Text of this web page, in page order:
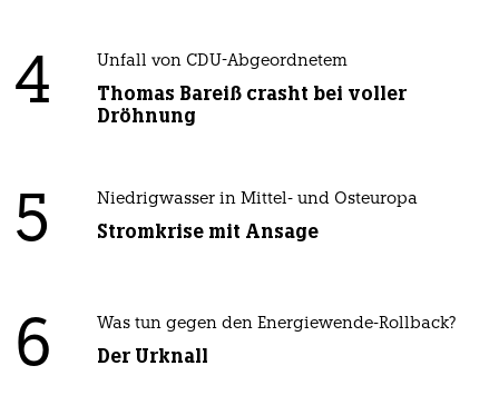
4 Unfall von CDU-Abgeordnetem
Thomas Bareiß crasht bei voller
Dröhnung
5 Niedrigwasser in Mittel- und Osteuropa
Stromkrise mit Ansage
6 Was tun gegen den Energiewende-Rollback?
Der Urknall